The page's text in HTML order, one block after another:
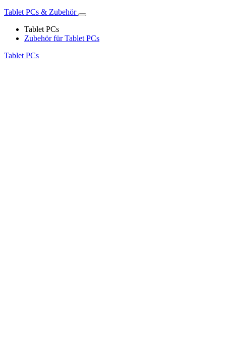
Tablet PCs & Zubehör
Tablet PCs
Zubehör für Tablet PCs
Tablet PCs